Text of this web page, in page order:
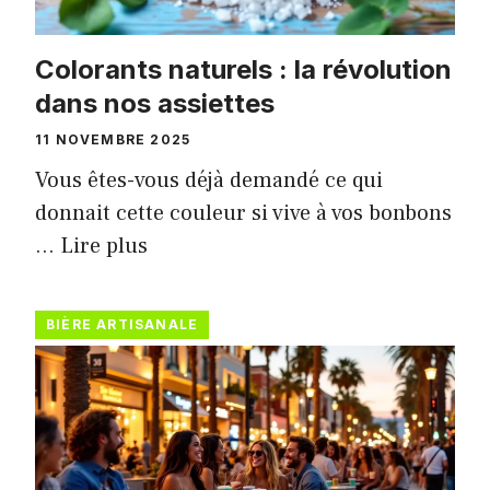
Colorants naturels : la révolution
dans nos assiettes
11 NOVEMBRE 2025
Vous êtes-vous déjà demandé ce qui
donnait cette couleur si vive à vos bonbons
… Lire plus
BIÈRE ARTISANALE